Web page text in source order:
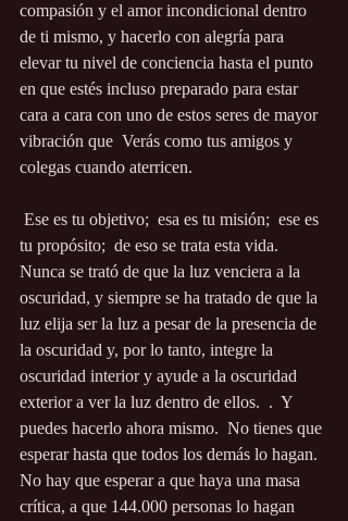
compasión y el amor incondicional dentro
de ti mismo, y hacerlo con alegría para
elevar tu nivel de conciencia hasta el punto
en que estés incluso preparado para estar
cara a cara con uno de estos seres de mayor
vibración que  Verás como tus amigos y
colegas cuando aterricen.
tu propósito;  de eso se trata esta vida.
Nunca se trató de que la luz venciera a la
oscuridad, y siempre se ha tratado de que la
luz elija ser la luz a pesar de la presencia de
la oscuridad y, por lo tanto, integre la
oscuridad interior y ayude a la oscuridad
exterior a ver la luz dentro de ellos.  .  Y
puedes hacerlo ahora mismo.  No tienes que
esperar hasta que todos los demás lo hagan.
No hay que esperar a que haya una masa
crítica, a que 144.000 personas lo hagan